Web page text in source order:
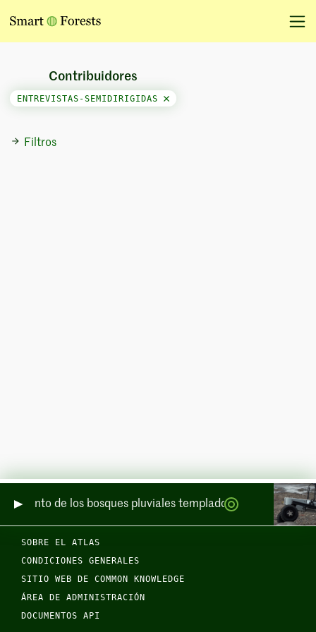
Filtros
Contribuidores
ENTREVISTAS-SEMIDIRIGIDAS
de los bosques pluviales templados de Escocia por
SOBRE EL ATLAS
CONDICIONES GENERALES
SITIO WEB DE COMMON KNOWLEDGE
ÁREA DE ADMINISTRACIÓN
DOCUMENTOS API